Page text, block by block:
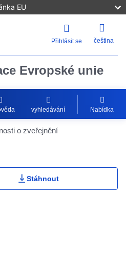
EU
Přihlásit se čeština
Evropské unie
vyhledávání Nabídka
o zveřejnění
Portlet
Stáhnout